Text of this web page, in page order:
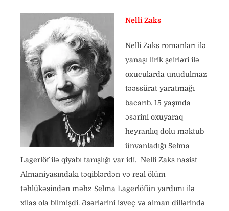
Nelli Zaks
Nelli Zaks romanları ilə
yanaşı lirik şeirləri ilə
oxucularda unudulmaz
təəssürat yaratmağı
bacarıb. 15 yaşında
əsərini oxuyaraq
heyranlıq dolu məktub
ünvanladığı Selma
Lagerlöf ilə qiyabı tanışlığı var idi. Nelli Zaks nasist
Almaniyasındakı təqiblərdən və real ölüm
təhlükəsindən məhz Selma Lagerlöfün yardımı ilə
xilas ola bilmişdi. Əsərlərini isveç və alman dillərində